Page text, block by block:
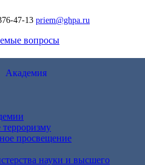
47-13 priem@ghpa.ru
вопросы
Академия
просвещение
науки и высшего